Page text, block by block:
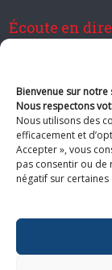
Bienvenue sur notre
Nous respectons
Nous utilisons des
efficacement et
Accepter », vous
pas consentir ou de
négatif sur
Écoute en
Devenir